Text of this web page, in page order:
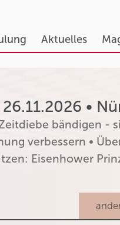
Aktuelles
•
bändigen -
verbessern •
Eisenhower